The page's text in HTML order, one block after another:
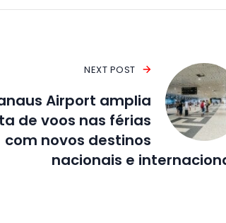
NEXT POST
Airport amplia
de voos nas férias
com novos destinos
nacionais e